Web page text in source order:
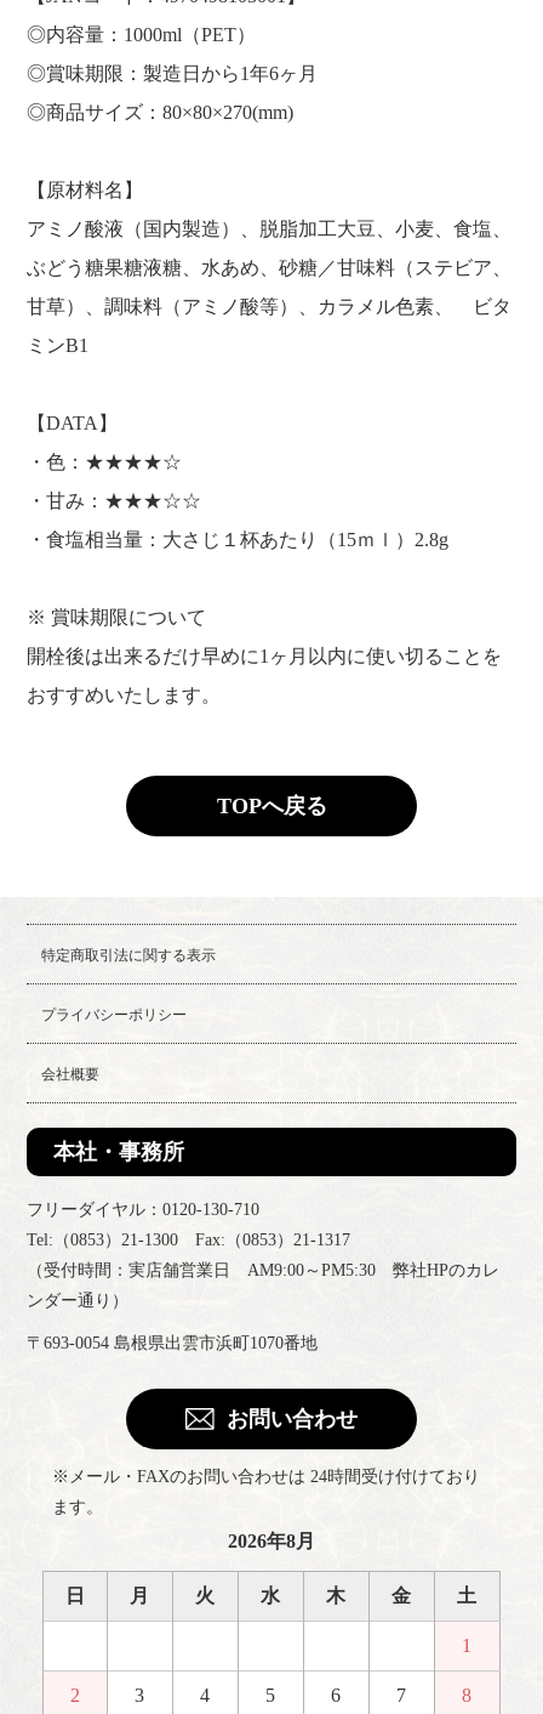
◎内容量：1000ml（PET）
◎賞味期限：製造日から1年6ヶ月
◎商品サイズ：80×80×270(mm)
【原材料名】
アミノ酸液（国内製造）、脱脂加工大豆、小麦、食塩、
ぶどう糖果糖液糖、水あめ、砂糖／甘味料（ステビア、
甘草）、調味料（アミノ酸等）、カラメル色素、 ビタ
ミンB1
【DATA】
・色：★★★★☆
・甘み：★★★☆☆
・食塩相当量：大さじ１杯あたり（15ｍｌ）2.8g
※ 賞味期限について
開栓後は出来るだけ早めに1ヶ月以内に使い切ることを
おすすめいたします。
TOPへ戻る
特定商取引法に関する表示
プライバシーポリシー
会社概要
本社・事務所
フリーダイヤル：0120-130-710
Tel:（0853）21-1300 Fax:（0853）21-1317
（受付時間：実店舗営業日 AM9:00～PM5:30 弊社HPのカレ
ンダー通り）
〒693-0054 島根県出雲市浜町1070番地
お問い合わせ
※メール・FAXのお問い合わせは 24時間受け付けており
ます。
2026年8月
日 月 火 水 木 金 土
1
2 3 4 5 6 7 8